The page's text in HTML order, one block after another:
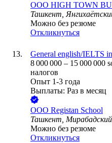
ООО HIGH TOWN
Ташкент,
Можно без резюме
Откликнуться
General english/IELTS
8 000 000 – 15 000 000
налогов
Опыт 1-3 года
Выплаты: Раз в месяц
ООО Registan School
Ташкент,
Можно без резюме
Откликнуться